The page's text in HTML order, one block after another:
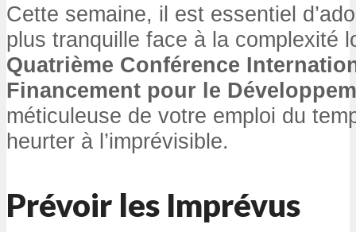
Cette semaine, il est essentiel
plus tranquille face à la complexité
Quatrième Conférence
Financement pour le
méticuleuse de votre emploi du
heurter à l’imprévisible.
Prévoir les Imprévus